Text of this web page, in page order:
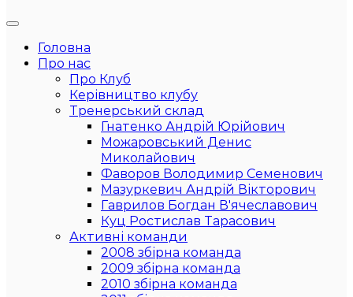
Головна
Про нас
Про Клуб
Керівництво клубу
Тренерський склад
Гнатенко Андрій Юрійович
Можаровський Денис
Миколайович
Фаворов Володимир Семенович
Мазуркевич Андрій Вікторович
Гаврилов Богдан В'ячеславович
Куц Ростислав Тарасович
Активні команди
2008 збірна команда
2009 збірна команда
2010 збірна команда